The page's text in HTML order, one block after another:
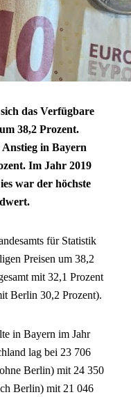
das Verfügbare
38,2 Prozent.
in Bayern
Im Jahr 2019
war der höchste
für Statistik
Preisen um 38,2
mit 32,1 Prozent
Berlin 30,2 Prozent).
in Bayern im Jahr
lag bei 23 706
Berlin) mit 24 350
Berlin) mit 21 046